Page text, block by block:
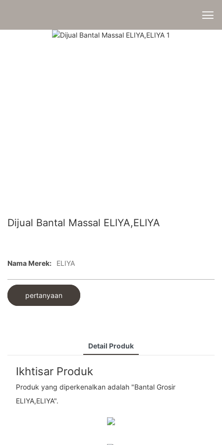
Dijual Bantal Massal ELIYA,ELIYA
Nama Merek: ELIYA
pertanyaan
Detail Produk
Ikhtisar Produk
Produk yang diperkenalkan adalah "Bantal Grosir
ELIYA,ELIYA".